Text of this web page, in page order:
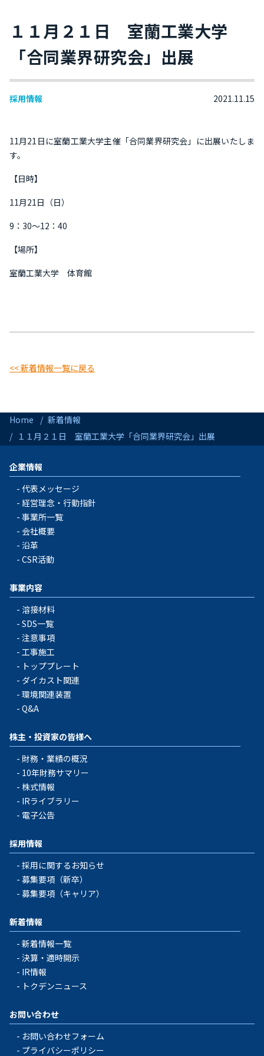
１１月２１日 室蘭工業大学
「合同業界研究会」出展
採用情報 2021.11.15
11月21日に室蘭工業大学主催「合同業界研究会」に出展いたしま
す。
【日時】
11月21日（日）
9：30～12：40
【場所】
室蘭工業大学 体育館
<< 新着情報一覧に戻る
Home
新着情報
１１月２１日 室蘭工業大学「合同業界研究会」出展
企業情報
代表メッセージ
経営理念・行動指針
事業所一覧
会社概要
沿革
CSR活動
事業内容
溶接材料
SDS一覧
注意事項
工事施工
トッププレート
ダイカスト関連
環境関連装置
Q&A
株主・投資家の皆様へ
財務・業績の概況
10年財務サマリー
株式情報
IRライブラリー
電子公告
採用情報
採用に関するお知らせ
募集要項（新卒）
募集要項（キャリア）
新着情報
新着情報一覧
決算・適時開示
IR情報
トクデンニュース
お問い合わせ
お問い合わせフォーム
プライバシーポリシー